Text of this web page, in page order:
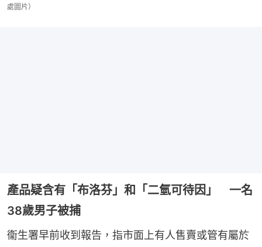
處圖片）
產品疑含有「布洛芬」和「二氫可待因」 一名
38歲男子被捕
衞生署早前收到報告，指市面上有人售賣或管有屬於